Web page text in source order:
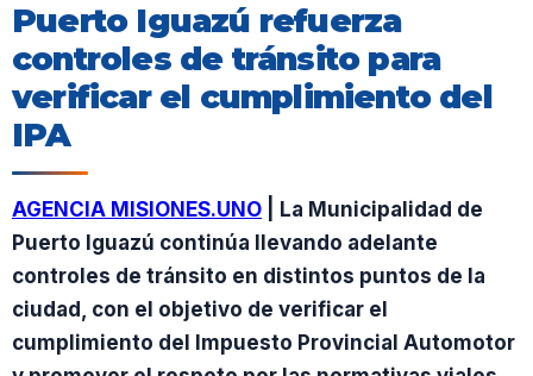
Puerto Iguazú refuerza
controles de tránsito para
verificar el cumplimiento del
IPA
AGENCIA MISIONES.UNO | La Municipalidad de
Puerto Iguazú continúa llevando adelante
controles de tránsito en distintos puntos de la
ciudad, con el objetivo de verificar el
cumplimiento del Impuesto Provincial Automotor